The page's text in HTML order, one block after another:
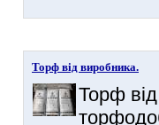
Торф від виробника.
Торф